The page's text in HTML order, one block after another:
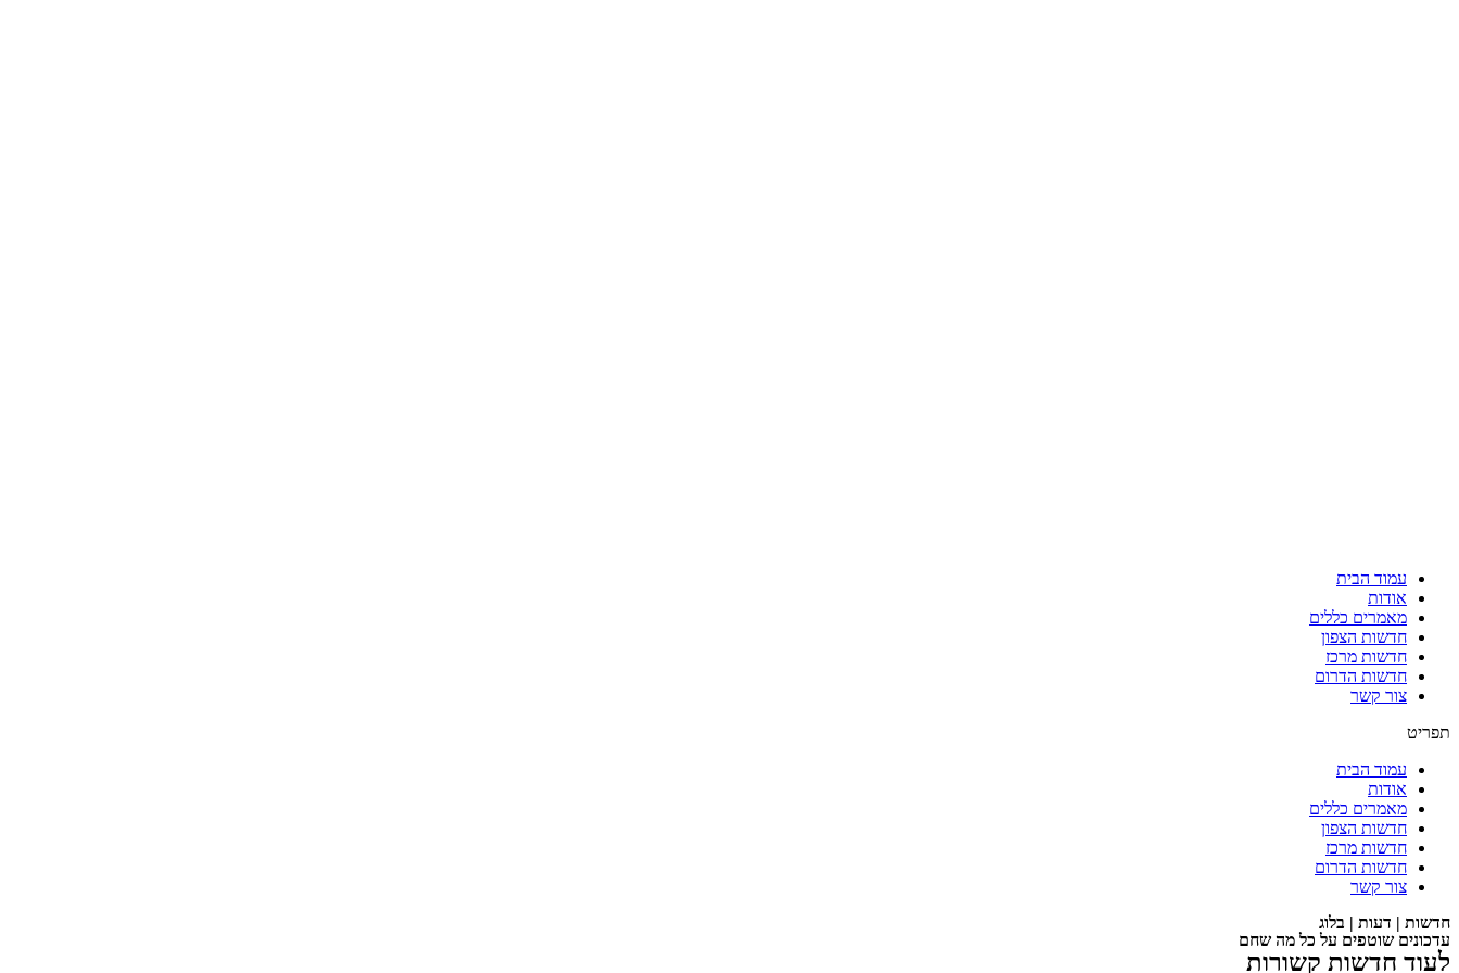
עמוד הבית
אודות
מאמרים כללים
חדשות הצפון
חדשות מרכז
חדשות הדרום
צור קשר
תפריט
עמוד הבית
אודות
מאמרים כללים
חדשות הצפון
חדשות מרכז
חדשות הדרום
צור קשר
חדשות | דעות | בלוג
עדכונים שוטפים על כל מה שחם
לעוד חדשות קשורות